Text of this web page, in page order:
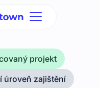
projekt
úroveň zajištění